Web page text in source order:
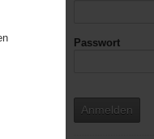
Passwort
Anmelden